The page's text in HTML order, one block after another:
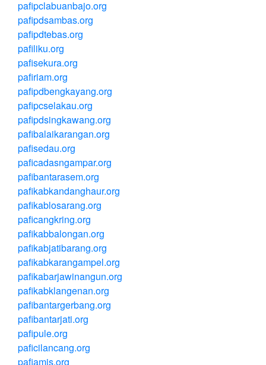
pafipclabuanbajo.org
pafipdsambas.org
pafipdtebas.org
pafiliku.org
pafisekura.org
pafiriam.org
pafipdbengkayang.org
pafipcselakau.org
pafipdsingkawang.org
pafibalaikarangan.org
pafisedau.org
paficadasngampar.org
pafibantarasem.org
pafikabkandanghaur.org
pafikablosarang.org
paficangkring.org
pafikabbalongan.org
pafikabjatibarang.org
pafikabkarangampel.org
pafikabarjawinangun.org
pafikabklangenan.org
pafibantargerbang.org
pafibantarjati.org
pafipule.org
paficilancang.org
pafiamis.org